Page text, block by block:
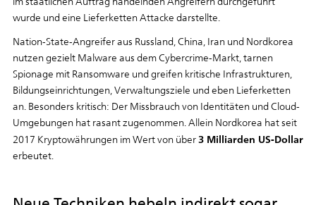
wurde und eine Lieferketten Attacke darstellte.
Nation-State-Angreifer aus Russland, China, Iran und Nordkorea
nutzen gezielt Malware aus dem Cybercrime-Markt, tarnen
Spionage mit Ransomware und greifen kritische Infrastrukturen,
Bildungseinrichtungen, Verwaltungsziele und eben Lieferketten
an. Besonders kritisch: Der Missbrauch von Identitäten und Cloud-
Umgebungen hat rasant zugenommen. Allein Nordkorea hat seit
2017 Kryptowährungen im Wert von über3 Milliarden US-Dollar
erbeutet.